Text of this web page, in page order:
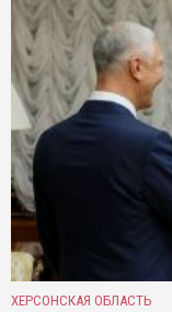
ХЕРСОНСКАЯ ОБЛАСТЬ